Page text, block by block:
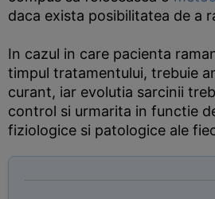
daca exista posibilitatea de a
In cazul in care pacienta
timpul tratamentului, trebuie
curant, iar evolutia sarcinii
control si urmarita in functie
fiziologice si patologice ale